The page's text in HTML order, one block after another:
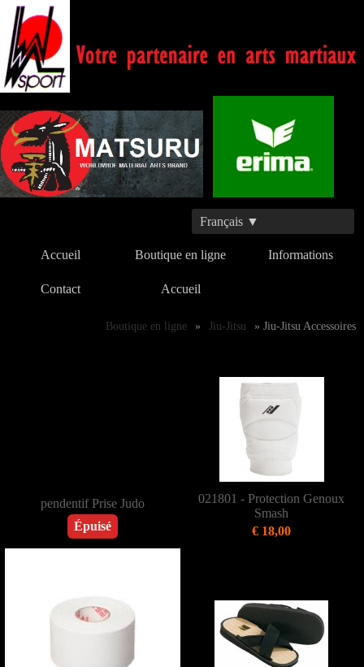
Français ▼
Accueil Boutique en ligne Informations
Contact Accueil
Boutique en ligne » Jiu-Jitsu » Jiu-Jitsu Accessoires
pendentif Prise Judo
Épuisé
021801 - Protection Genoux
Smash
€ 18,00